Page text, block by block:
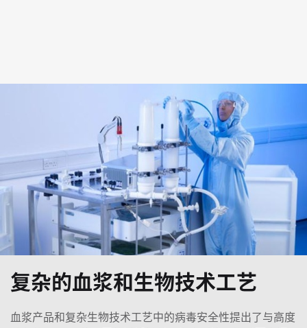
复杂的血浆和生物技术工艺
血浆产品和复杂生物技术工艺中的病毒安全性提出了与高度